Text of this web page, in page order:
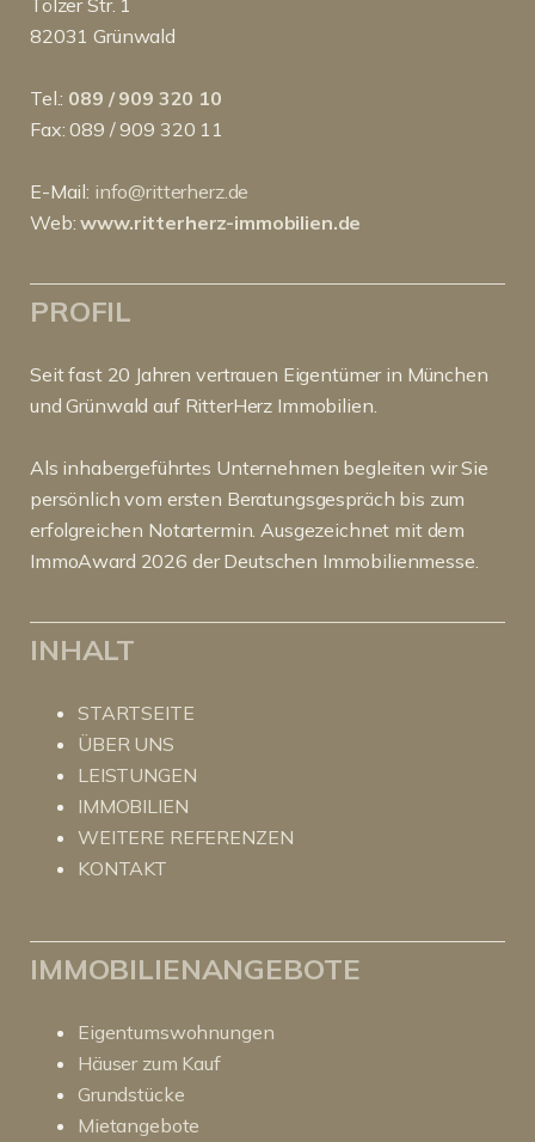
82031 Grünwald
Tel.: 089 / 909 320 10
Fax: 089 / 909 320 11
E-Mail: info@ritterherz.de
Web:www.ritterherz-immobilien.de
PROFIL
Seit fast 20 Jahren vertrauen Eigentümer in München
und Grünwald auf RitterHerz Immobilien.
Als inhabergeführtes Unternehmen begleiten wir Sie
persönlich vom ersten Beratungsgespräch bis zum
erfolgreichen Notartermin. Ausgezeichnet mit dem
ImmoAward 2026 der Deutschen Immobilienmesse.
INHALT
STARTSEITE
ÜBER UNS
LEISTUNGEN
IMMOBILIEN
WEITERE REFERENZEN
KONTAKT
IMMOBILIENANGEBOTE
Eigentumswohnungen
Häuser zum Kauf
Grundstücke
Mietangebote